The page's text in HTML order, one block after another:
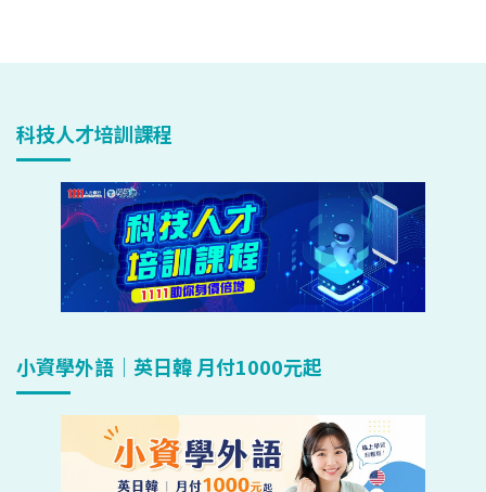
科技人才培訓課程
小資學外語｜英日韓 月付1000元起